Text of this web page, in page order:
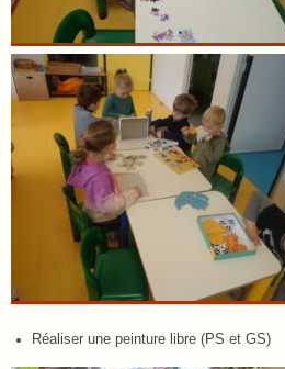
Réaliser une peinture libre (PS et GS)